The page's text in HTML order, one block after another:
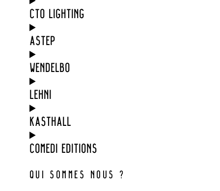
CTO LIGHTING
ASTEP
WENDELBO
LEHNI
KASTHALL
COMEDI EDITIONS
QUI SOMMES NOUS ?